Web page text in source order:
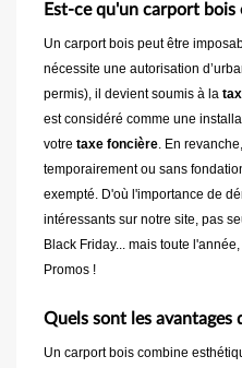
Est-ce qu'un carport bois
Un carport bois peut être
nécessite une autorisation
permis), il devient soumis à la
est considéré comme une
votre taxe foncière. En
temporairement ou sans
exempté. D'où l'importance de
intéressants sur notre site, pas
Black Friday... mais toute
Promos !
Quels sont les avantages
Un carport bois combine